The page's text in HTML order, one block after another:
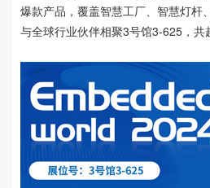
爆款产品，覆盖智慧工厂、智慧灯杆
与全球行业伙伴相聚3号馆3-625，共